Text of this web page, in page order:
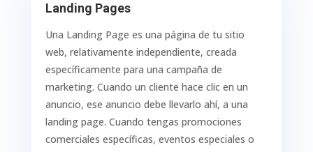
Landing Pages
Una Landing Page es una página de tu sitio
web, relativamente independiente, creada
específicamente para una campaña de
marketing. Cuando un cliente hace clic en un
anuncio, ese anuncio debe llevarlo ahí, a una
landing page. Cuando tengas promociones
comerciales específicas, eventos especiales o